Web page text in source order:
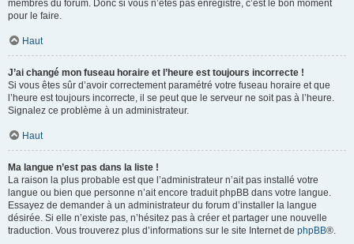
membres du forum. Donc si vous n’êtes pas enregistré, c’est le bon moment
pour le faire.
Haut
J’ai changé mon fuseau horaire et l’heure est toujours incorrecte !
Si vous êtes sûr d’avoir correctement paramétré votre fuseau horaire et que
l’heure est toujours incorrecte, il se peut que le serveur ne soit pas à l’heure.
Signalez ce problème à un administrateur.
Haut
Ma langue n’est pas dans la liste !
La raison la plus probable est que l’administrateur n’ait pas installé votre
langue ou bien que personne n’ait encore traduit phpBB dans votre langue.
Essayez de demander à un administrateur du forum d’installer la langue
désirée. Si elle n’existe pas, n’hésitez pas à créer et partager une nouvelle
traduction. Vous trouverez plus d’informations sur le site Internet de phpBB®.